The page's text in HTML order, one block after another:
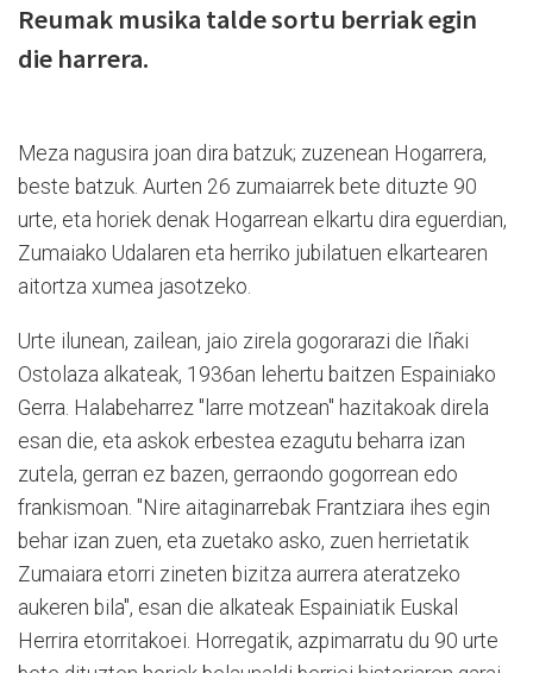
Reumak musika talde sortu berriak egin
die harrera.
Meza nagusira joan dira batzuk; zuzenean Hogarrera,
beste batzuk. Aurten 26 zumaiarrek bete dituzte 90
urte, eta horiek denak Hogarrean elkartu dira eguerdian,
Zumaiako Udalaren eta herriko jubilatuen elkartearen
aitortza xumea jasotzeko.
Urte ilunean, zailean, jaio zirela gogorarazi die Iñaki
Ostolaza alkateak, 1936an lehertu baitzen Espainiako
Gerra. Halabeharrez "larre motzean" hazitakoak direla
esan die, eta askok erbestea ezagutu beharra izan
zutela, gerran ez bazen, gerraondo gogorrean edo
frankismoan. "Nire aitaginarrebak Frantziara ihes egin
behar izan zuen, eta zuetako asko, zuen herrietatik
Zumaiara etorri zineten bizitza aurrera ateratzeko
aukeren bila", esan die alkateak Espainiatik Euskal
Herrira etorritakoei. Horregatik, azpimarratu du 90 urte